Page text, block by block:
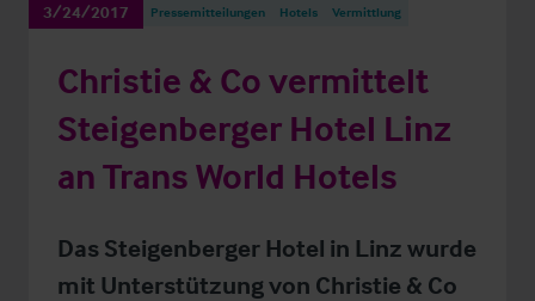
3/24/2017 Pressemitteilungen Hotels Vermittlung
Christie & Co vermittelt
Steigenberger Hotel Linz
an Trans World Hotels
Das Steigenberger Hotel in Linz wurde
mit Unterstützung von Christie & Co